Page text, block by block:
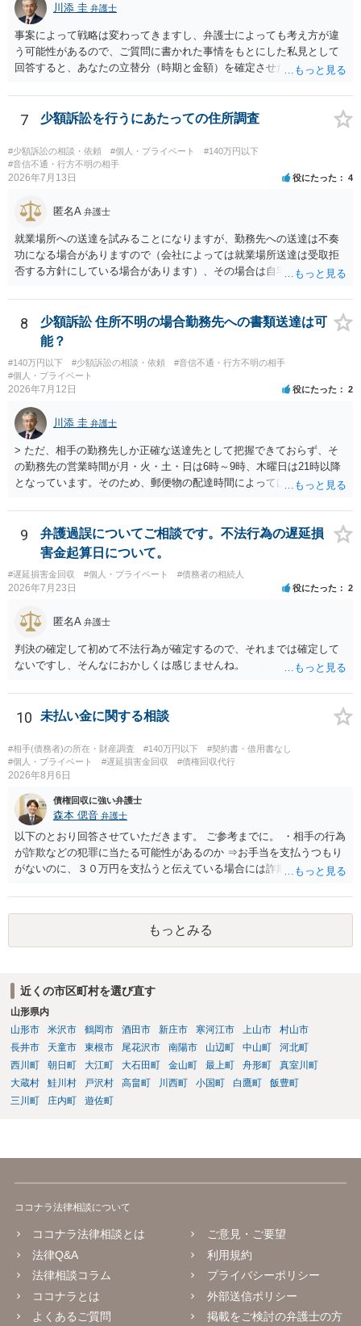
隣り合わせになることは避けたいという心理が働くことも無理からぬ
ところです。一方、チケットがエリア指定のアリーナ席であれば隣り
合わせにならずに済むかもしれませんし、そのチケットが入手困難で
あったり特別席であったりすれば、判断は変わってくるかもしれませ
ん。当該チケットがチケット転売防止法に規定する特定興行入場券に
法的には「当事者の合理的意思」がどこにあるのかを追求した解決が
ても回答は異なるかもしれません。
川添 圭 弁護士
事案によって戦略は変わってきますし、弁護士によっても考え方が違
う可能性があるので、ご質問に書かれた事情をもとにした私見として
回答すると、あなたの立替分（時期と金額）を確定させた上で、淡々
と、もし異議申立てがなされる可能性が高そうであれば時間の浪費
（通常訴訟へ移行する日数分空転する）になりますし、支払督促及び
その異議後の通常訴訟は相手方の住所地が管轄裁判所になるため（特
に相手方が遠方である場合は）対応が面倒な場合があるからです。相
手方の主張については、和解で減額を考慮すればよいと思います。 な
お、残念ながら、「連絡も返ってこず、返済の目処も立たずで精神的
せん。
7 少額訴訟を行うにあたっての住所調査
#少額訴訟の相談・依頼 #個人・プライベート
#140万円以下
#音信不通・行方不明の相手
2026年7月13日 役にたった 4
匿名A 弁護士
就業場所への送達を試みることになりますが、勤務先への送達は不奏
功になる場合がありますので（会社によっては就業場所送達は受取拒
否する方針にしている場合があります）、その場合は自宅の住所調査
8
少額訴訟 住所不明の場合勤務先への書類送達は可
能？
#140万円以下 #少額訴訟の相談・依頼
#音信不通・行方不明の相手
#個人・プライベート
2026年7月12日 役にたった 2
川添 圭 弁護士
> ただ、相手の勤務先しか正確な送達先として把握できておらず、そ
の勤務先の営業時間が月・火・土・日は6時～9時、木曜日は21時以降
となっています。そのため、郵便物の配達時間によっては受け取りが
夜間の送達を上申するのが基本になりますが、感覚的には郵便局を動
かすには早すぎるので執行官送達を申し立てる必要があるかもしれま
せん。裁判所としては（あまりに特殊すぎて）就業場所送達を認めな
い可能性もありますし、執行官送達には費用もかかりますので、まず
は裁判所へ相談した方がよいと思います。
9
弁護過誤についてご相談です。不法行為の遅延損
害金起算日について。
#遅延損害金回収 #個人・プライベート #債務者の相続人
2026年7月23日 役にたった 2
匿名A 弁護士
判決の確定して初めて不法行為が確定するので、それまでは確定して
ないですし、そんなにおかしくは感じませんね。
10 未払い金に関する相談
#相手(債務者)の所在・財産調査 #140万円以下
#契約書・借用書なし
#個人・プライベート
#遅延損害金回収 #債権回収代行
2026年8月6日
債権回収に強い弁護士
森本 偲音 弁護士
以下のとおり回答させていただきます。 ご参考までに。 ・相手の行為
が詐欺などの犯罪に当たる可能性があるのか ⇒お手当を支払うつもり
がないのに、３０万円を支払うと伝えている場合には詐欺罪に該当す
段が取れるのか ⇒契約に基づく履行請求として３０万円を請求するこ
とが考えられますが、 パパ活の契約は、売春防止法に抵触する契約
であるため、公序良俗に反する契約として 民法上無効（民法９０
条）となるため、相手方に請求できない可能性が高いです。 ・相手の
いる必要があります。
もっとみる
近くの市区町村を選び直す
山形県内
山形市
米沢市 鶴岡市 酒田市 新庄市 寒河江市 上山市
村山市
長井市
天童市 東根市 尾花沢市 南陽市 山辺町 中山町
河北町
西川町
朝日町 大江町 大石田町 金山町 最上町 舟形町
真室川町
大蔵村
鮭川村 戸沢村 高畠町 川西町 小国町 白鷹町
飯豊町
三川町
庄内町 遊佐町
ココナラ法律相談について
ココナラ法律相談とは
法律Q&A
法律相談コラム
ココナラとは
よくあるご質問
ご意見・ご要望
利用規約
プライバシーポリシー
外部送信ポリシー
掲載をご検討の弁護士の方